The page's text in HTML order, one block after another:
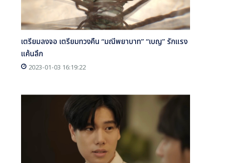
เตรียมลงจอ เตรียมทวงคืน “มณีพยาบาท” “เบญ” รักแรง
แค้นลึก
2023-01-03 16:19:22